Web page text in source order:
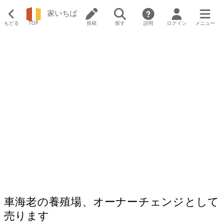
もどる TOP
家いちば
投稿 探す 説明 ログイン メニュー
車海老の養殖場、オーナーチェンジとして
売ります